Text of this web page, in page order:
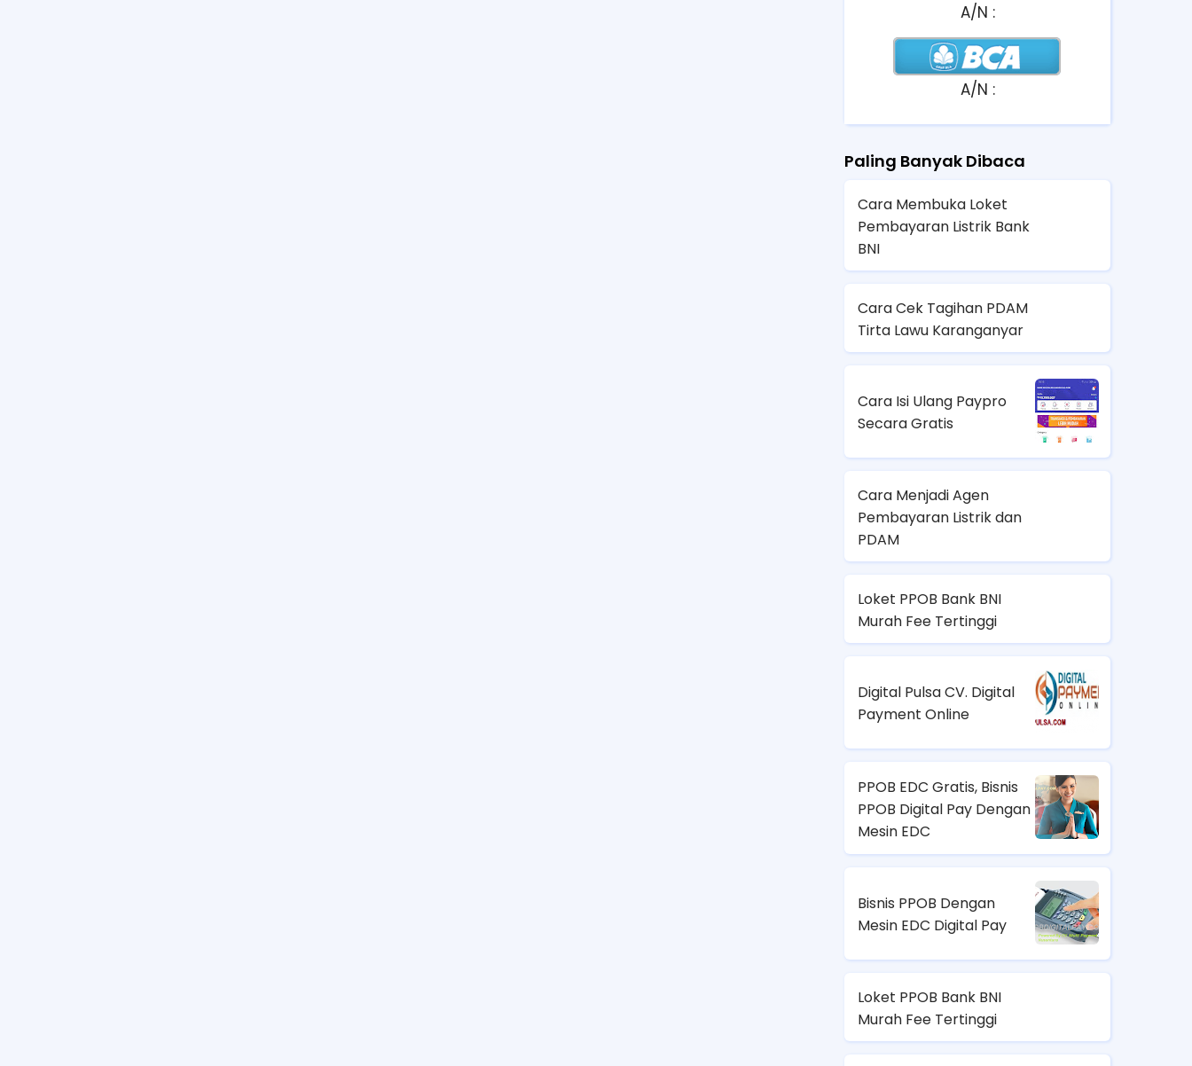
A/N :
A/N :
Paling Banyak Dibaca
Cara Membuka Loket
Pembayaran Listrik Bank
BNI
Cara Cek Tagihan PDAM
Tirta Lawu Karanganyar
Cara Isi Ulang Paypro
Secara Gratis
Cara Menjadi Agen
Pembayaran Listrik dan
PDAM
Loket PPOB Bank BNI
Murah Fee Tertinggi
Digital Pulsa CV. Digital
Payment Online
PPOB EDC Gratis, Bisnis
PPOB Digital Pay Dengan
Mesin EDC
Bisnis PPOB Dengan
Mesin EDC Digital Pay
Loket PPOB Bank BNI
Murah Fee Tertinggi